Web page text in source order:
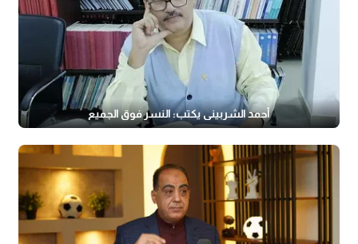
أحمد الشربيني يكتب: النسر فوق الجميع